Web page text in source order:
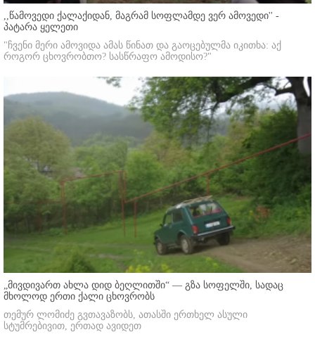
,,წამოვედი ქალაქიდან, მაგრამ სოფლამდე ვერ ამოვედი'' -
პატარა ყელეთი
"ჩვენი მერი ამოვიდა ამას წინათ და გაოცებულმა იკითხა: აქ
როგორ ცხოვრობთო? სასწრაფო ამოდისო?"
„მივდივართ ახლა დიდ ბეღლითში“ — გზა სოფელში, სადაც
მხოლოდ ერთი ქალი ცხოვრობს
თემურ ლომიძე გვთავაზობს, ათასში ერთხელ ასული
სტუმრებივით, ერთად ავიდეთ